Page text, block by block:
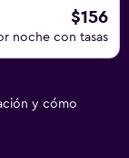
$156
noche con tasas
y cómo